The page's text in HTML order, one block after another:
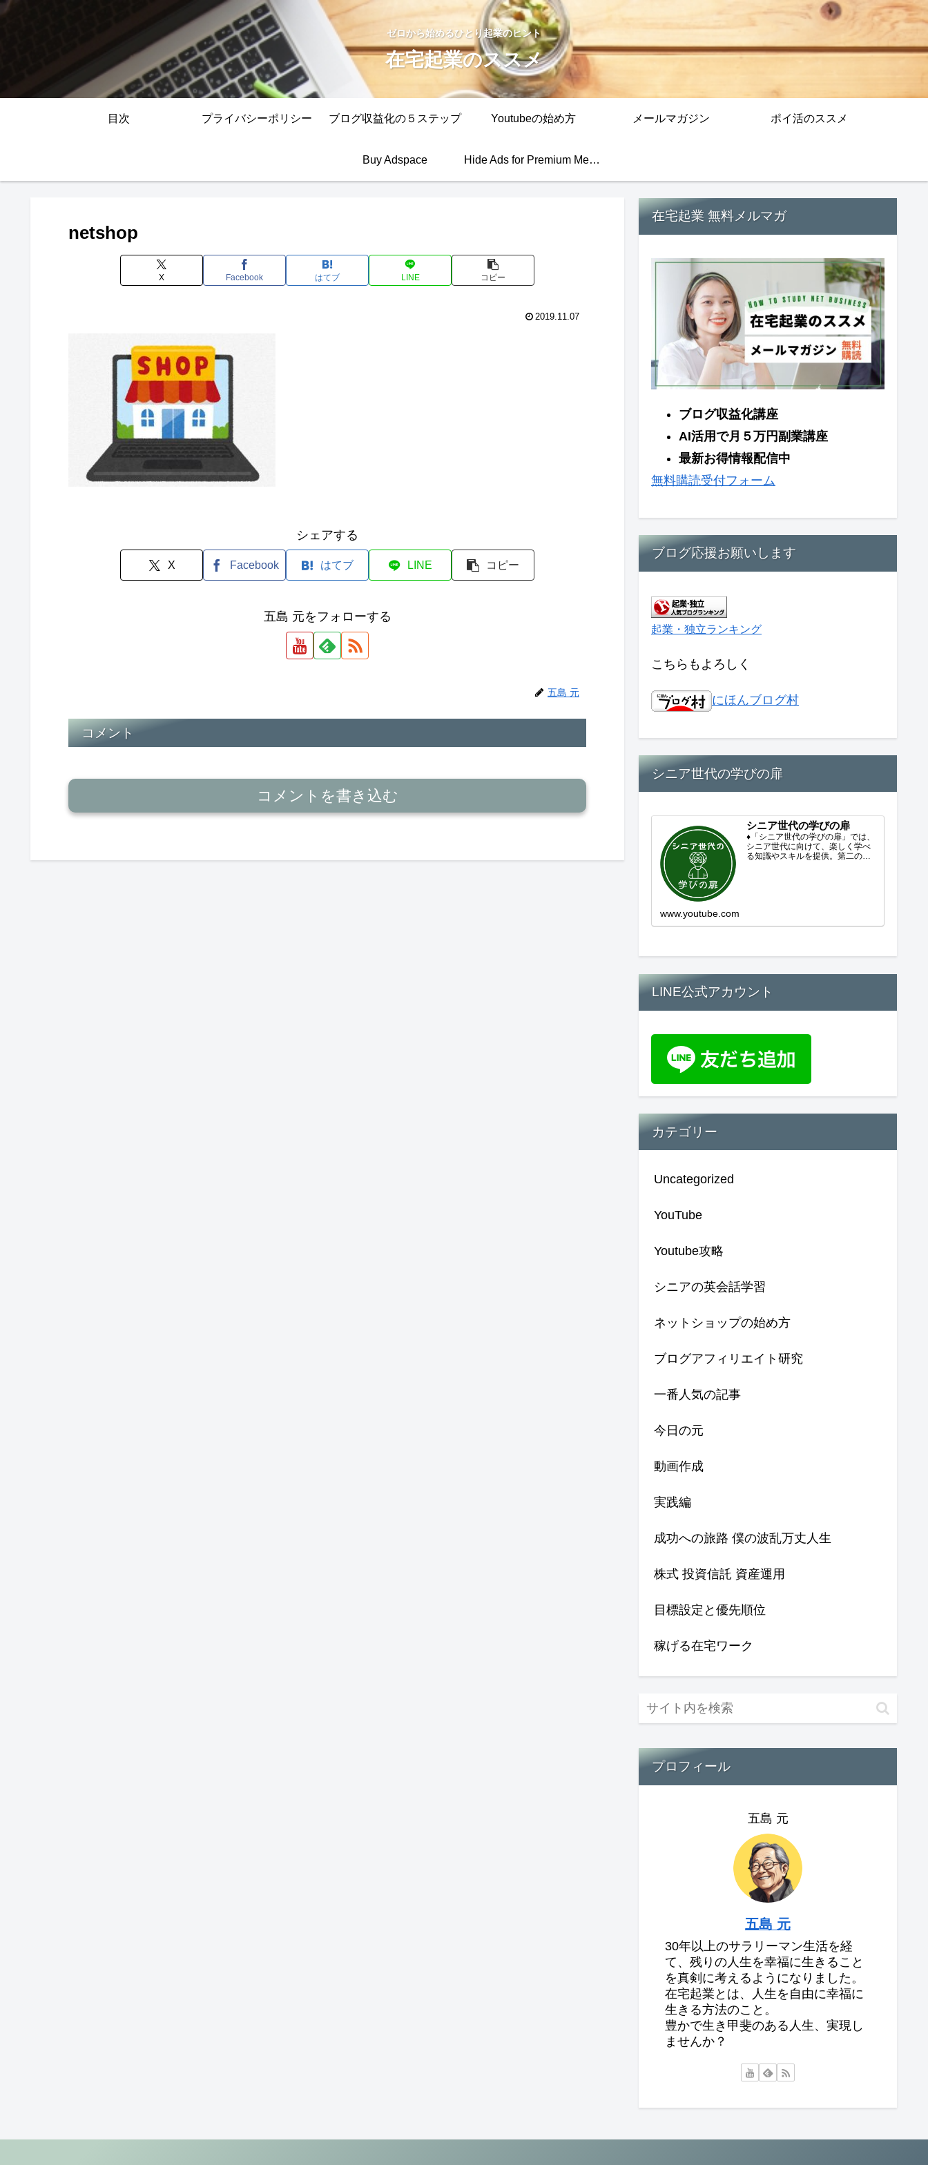
ゼロから始めるひとり起業のヒント
在宅起業のススメ
目次 プライバシーポリシー ブログ収益化の５ステップ Youtubeの始め方 メールマガジン ポイ活のススメ
Buy Adspace Hide Ads for Premium Members
netshop
X Facebook はてブ LINE コピー
2019.11.07
シェアする
X Facebook はてブ LINE コピー
五島 元をフォローする
五島 元
コメント
コメントを書き込む
在宅起業 無料メルマガ
ブログ収益化講座
AI活用で月５万円副業講座
最新お得情報配信中
無料購読受付フォーム
ブログ応援お願いします
起業・独立ランキング
こちらもよろしく
にほんブログ村
シニア世代の学びの扉
シニア世代の学びの扉
♦「シニア世代の学びの扉」では、
シニア世代に向けて、楽しく学べ
る知識やスキルを提供。第二の人
www.youtube.com
LINE公式アカウント
カテゴリー
Uncategorized
YouTube
Youtube攻略
シニアの英会話学習
ネットショップの始め方
ブログアフィリエイト研究
一番人気の記事
今日の元
動画作成
実践編
成功への旅路 僕の波乱万丈人生
株式 投資信託 資産運用
目標設定と優先順位
稼げる在宅ワーク
プロフィール
五島 元
五島 元
30年以上のサラリーマン生活を経
て、残りの人生を幸福に生きること
を真剣に考えるようになりました。
在宅起業とは、人生を自由に幸福に
生きる方法のこと。
豊かで生き甲斐のある人生、実現し
ませんか？